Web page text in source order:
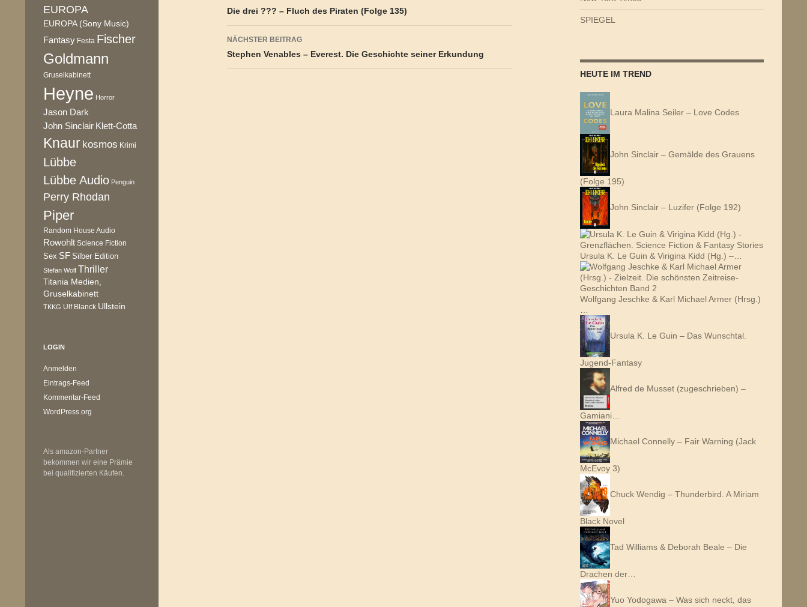
Die drei ??? – Fluch des Piraten (Folge 135)
NÄCHSTER BEITRAG
Stephen Venables – Everest. Die Geschichte seiner Erkundung
SPIEGEL
HEUTE IM TREND
Laura Malina Seiler – Love Codes
John Sinclair – Gemälde des Grauens
(Folge 195)
John Sinclair – Luzifer (Folge 192)
Ursula K. Le Guin & Virigina Kidd (Hg.) –…
Wolfgang Jeschke & Karl Michael Armer (Hrsg.)
Ursula K. Le Guin – Das Wunschtal.
Jugend-Fantasy
Alfred de Musset (zugeschrieben) –
Gamiani…
Michael Connelly – Fair Warning (Jack
McEvoy 3)
Chuck Wendig – Thunderbird. A Miriam
Black Novel
Tad Williams & Deborah Beale – Die
Drachen der…
Yuo Yodogawa – Was sich neckt, das
EUROPA
EUROPA (Sony Music)
Fantasy Festa Fischer
Goldmann
Gruselkabinett
Heyne Horror
Jason Dark
John Sinclair Klett-Cotta
Knaur kosmos Krimi
Lübbe
Lübbe Audio Penguin
Perry Rhodan
Piper
Random House Audio
Rowohlt Science Fiction
Sex SF Silber Edition
Stefan Wolf Thriller
Titania Medien,
Gruselkabinett
TKKG Ulf Blanck Ullstein
LOGIN
Anmelden
Eintrags-Feed
Kommentar-Feed
WordPress.org
Als amazon-Partner
bekommen wir eine Prämie
bei qualifizierten Käufen.